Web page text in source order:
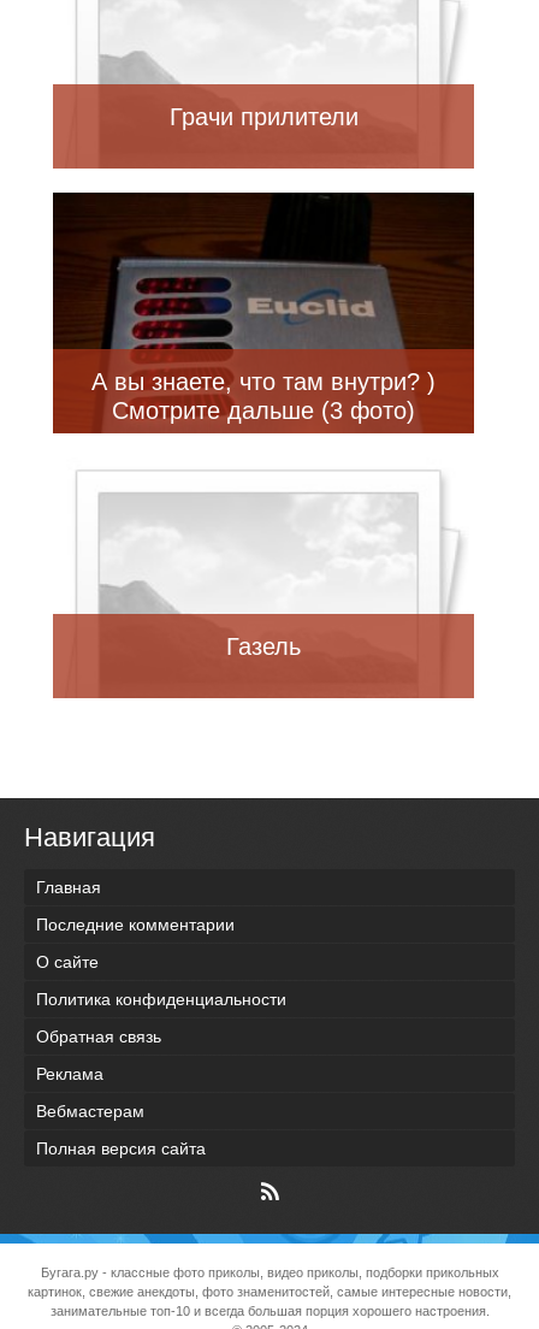
Грачи прилители
А вы знаете, что там внутри? )
Смотрите дальше (3 фото)
Газель
Навигация
Главная
Последние комментарии
О сайте
Политика конфиденциальности
Обратная связь
Реклама
Вебмастерам
Полная версия сайта
Бугага.ру- классные фото приколы, видео приколы, подборки прикольных
картинок, свежие анекдоты, фото знаменитостей, самые интересные новости,
занимательные топ-10 и всегда большая порция хорошего настроения.